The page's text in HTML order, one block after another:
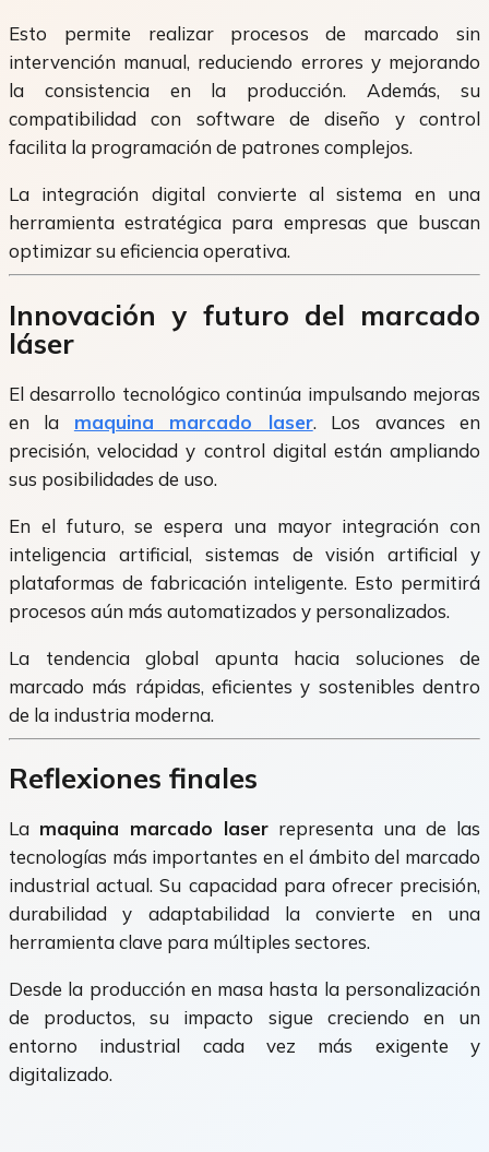
Esto permite realizar procesos de marcado sin
intervención manual, reduciendo errores y mejorando
la consistencia en la producción. Además, su
compatibilidad con software de diseño y control
facilita la programación de patrones complejos.
La integración digital convierte al sistema en una
herramienta estratégica para empresas que buscan
optimizar su eficiencia operativa.
Innovación y futuro del marcado
láser
El desarrollo tecnológico continúa impulsando mejoras
en la maquina marcado laser. Los avances en
precisión, velocidad y control digital están ampliando
sus posibilidades de uso.
En el futuro, se espera una mayor integración con
inteligencia artificial, sistemas de visión artificial y
plataformas de fabricación inteligente. Esto permitirá
procesos aún más automatizados y personalizados.
La tendencia global apunta hacia soluciones de
marcado más rápidas, eficientes y sostenibles dentro
de la industria moderna.
Reflexiones finales
La maquina marcado laser representa una de las
tecnologías más importantes en el ámbito del marcado
industrial actual. Su capacidad para ofrecer precisión,
durabilidad y adaptabilidad la convierte en una
herramienta clave para múltiples sectores.
Desde la producción en masa hasta la personalización
de productos, su impacto sigue creciendo en un
entorno industrial cada vez más exigente y
digitalizado.